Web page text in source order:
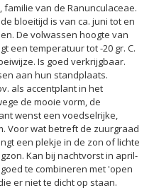
, familie van de Ranunculaceae.
bloeitijd is van ca. juni tot en
De volwassen hoogte van
een temperatuur tot -20 gr. C.
Is goed verkrijgbaar.
aan hun standplaats.
als accentplant in het
de mooie vorm, de
wenst een voedselrijke,
Voor wat betreft de zuurgraad
een plekje in de zon of lichte
Kan bij nachtvorst in april-
te combineren met 'open
er niet te dicht op staan.